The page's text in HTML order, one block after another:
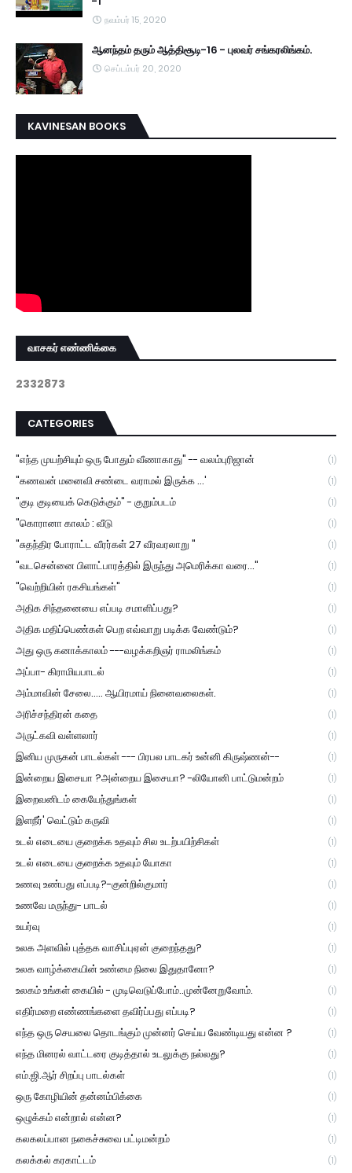
நவம்பர் 15, 2020
ஆனந்தம் தரும் ஆத்திசூடி-16 - புலவர் சங்கரலிங்கம்.
செப்டம்பர் 20, 2020
KAVINESAN BOOKS
வாசகர் எண்ணிக்கை
2332873
CATEGORIES
"எந்த முயற்சியும் ஒரு போதும் வீணாகாது" -- வலம்புரிஜான் (1)
"கணவன் மனைவி சண்டை வராமல் இருக்க ...' (1)
"குடி குடியைக் கெடுக்கும்" - குறும்படம் (1)
"கொரானா காலம் : வீடு (1)
"சுதந்திர போராட்ட வீரர்கள் 27 வீரவரலாறு " (1)
"வடசென்னை பிளாட்பாரத்தில் இருந்து அமெரிக்கா வரை..." (1)
"வெற்றியின் ரகசியங்கள்" (1)
அதிக சிந்தனையை எப்படி சமாளிப்பது? (1)
அதிக மதிப்பெண்கள் பெற எவ்வாறு படிக்க வேண்டும்? (1)
அது ஒரு கனாக்காலம் ---வழக்கறிஞர் ராமலிங்கம் (1)
அப்பா- கிராமியபாடல் (1)
அம்மாவின் சேலை..... ஆயிரமாய் நினைவலைகள். (1)
அரிச்சந்திரன் கதை (1)
அருட்கவி வள்ளலார் (1)
இனிய முருகன் பாடல்கள் --- பிரபல பாடகர் உன்னி கிருஷ்ணன்-- (1)
இன்றைய இசையா ?அன்றைய இசையா? -லியோனி பாட்டுமன்றம் (1)
இறைவனிடம் கையேந்துங்கள் (1)
இளநீர்' வெட்டும் கருவி (1)
உடல் எடையை குறைக்க உதவும் சில உடற்பயிற்சிகள் (1)
உடல் எடையை குறைக்க உதவும் யோகா (1)
உணவு உண்பது எப்படி?-குன்றில்குமார் (1)
உணவே மருந்து- பாடல் (1)
உயர்வு (1)
உலக அளவில் புத்தக வாசிப்புஏன் குறைந்தது? (1)
உலக வாழ்க்கையின் உண்மை நிலை இதுதானோ? (1)
உலகம் உங்கள் கையில் - முடிவெடுப்போம்..முன்னேறுவோம். (1)
எதிர்மறை எண்ணங்களை தவிர்ப்பது எப்படி? (1)
எந்த ஒரு செயலை தொடங்கும் முன்னர் செய்ய வேண்டியது என்ன ? (1)
எந்த மினரல் வாட்டரை குடித்தால் உடலுக்கு நல்லது? (1)
எம்.ஜி.ஆர் சிறப்பு பாடல்கள் (1)
ஒரு கோழியின் தன்னம்பிக்கை (1)
ஒழுக்கம் என்றால் என்ன? (1)
கலகலப்பான நகைச்சுவை பட்டிமன்றம் (1)
கலக்கல் கரகாட்டம் (1)